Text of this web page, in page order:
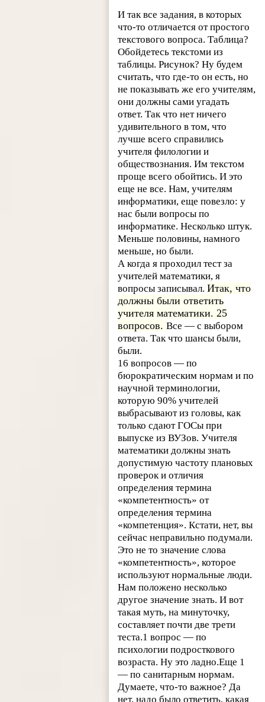
И так все задания, в которых
что-то отличается от простого
текстового вопроса. Таблица?
Обойдетесь текстоми из
таблицы. Рисунок? Ну будем
считать, что где-то он есть, но
не показывать же его учителям,
они должны сами угадать
ответ. Так что нет ничего
удивительного в том, что
лучше всего справились
учителя филологии и
обществознания. Им текстом
проще всего обойтись. И это
еще не все. Нам, учителям
информатики, еще повезло: у
нас были вопросы по
информатике. Несколько штук.
Меньше половины, намного
меньше, но были.
А когда я проходил тест за
учителей математики, я
вопросы записывал.Итак, что
должны были ответить
учителя математики.25
вопросов.Все — с выбором
ответа. Так что шансы были,
были.
16 вопросов — по
бюрократическим нормам и по
научной терминологии,
которую 90% учителей
выбрасывают из головы, как
только сдают ГОСы при
выпуске из ВУЗов. Учителя
математики должны знать
допустимую частоту плановых
проверок и отличия
определения термина
«компетентность» от
определения термина
«компетенция». Кстати, нет, вы
сейчас неправильно подумали.
Это не то значение слова
«компетентность», которое
используют нормальные люди.
Нам положено несколько
другое значение знать. И вот
такая муть, на минуточку,
составляет почти две трети
теста.1 вопрос — по
психологии подросткового
возраста. Ну это ладно.Еще 1
— по санитарным нормам.
Думаете, что-то важное? Да
нет, надо было ответить, какая